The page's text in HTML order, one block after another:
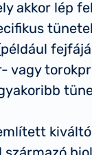
akkor lép
vagy